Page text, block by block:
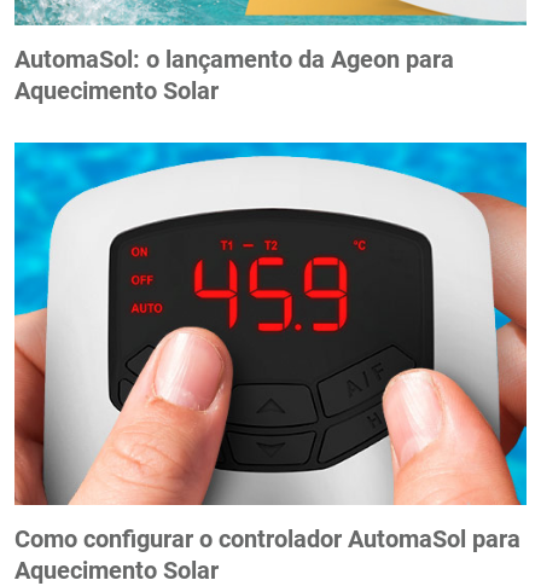
AutomaSol: o lançamento da Ageon para
Aquecimento Solar
Como configurar o controlador AutomaSol para
Aquecimento Solar